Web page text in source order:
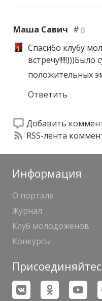
Маша Савич #0
Спасибо клубу
встречу!!!!!)))Было
положительных
Ответить
Добавить
RSS-лента
Информация
О портале
Журнал
Клуб молодоженов
Конкурсы